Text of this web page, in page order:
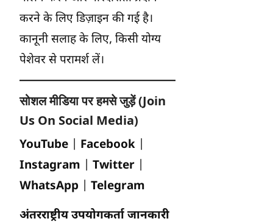
करने के लिए डिज़ाइन की गई है।
कानूनी सलाह के लिए, किसी योग्य
पेशेवर से परामर्श लें।
सोशल मीडिया पर हमसे जुड़ें (Join
Us On Social Media)
YouTube Facebook
Instagram
Twitter
WhatsApp
Telegram
अंतरराष्ट्रीय उपयोगकर्ता जानकारी